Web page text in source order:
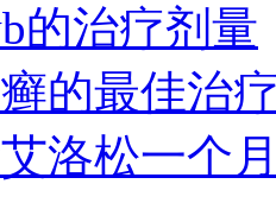
的治疗剂量
的最佳治
洛松一个